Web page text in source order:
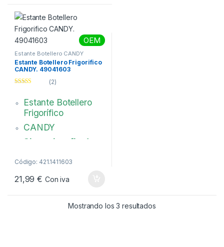
OEM
Estante Botellero CANDY
Estante Botellero Frigorifico
CANDY. 49041603
3.00 de
(2)
Estante Botellero
Frigorífico
CANDY
Sin serigrafia de
49041603
Código: 421.1411603
21,99€ Con iva
Mostrando los 3 resultadosOrdenado por